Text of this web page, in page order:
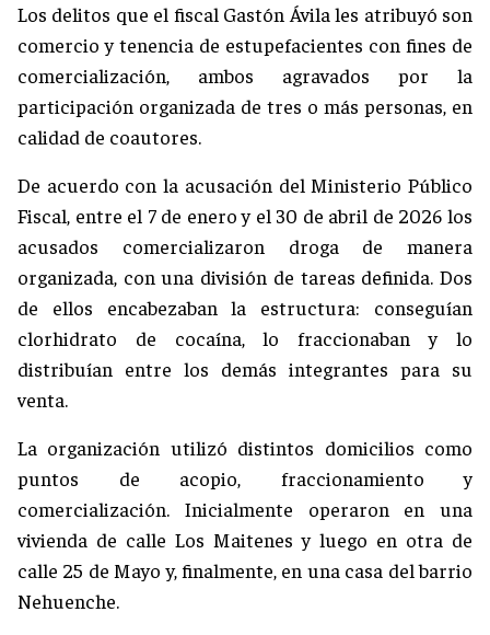
Los delitos que el fiscal Gastón Ávila les atribuyó son
comercio y tenencia de estupefacientes con fines de
comercialización, ambos agravados por la
participación organizada de tres o más personas, en
calidad de coautores.
De acuerdo con la acusación del Ministerio Público
Fiscal, entre el 7 de enero y el 30 de abril de 2026 los
acusados comercializaron droga de manera
organizada, con una división de tareas definida. Dos
de ellos encabezaban la estructura: conseguían
clorhidrato de cocaína, lo fraccionaban y lo
distribuían entre los demás integrantes para su
venta.
La organización utilizó distintos domicilios como
puntos de acopio, fraccionamiento y
comercialización. Inicialmente operaron en una
vivienda de calle Los Maitenes y luego en otra de
calle 25 de Mayo y, finalmente, en una casa del barrio
Nehuenche.